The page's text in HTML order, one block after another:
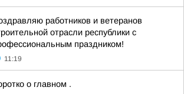
работников и ветеранов
отрасли республики с
праздником!
11:19
о главном .